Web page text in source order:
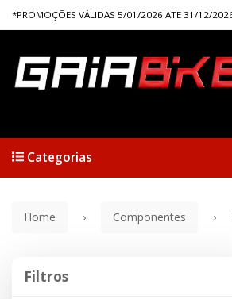
*PROMOÇÕES VÁLIDAS 5/01/2026 ATE 31/12/
Categorias
Home Componentes
Filtros